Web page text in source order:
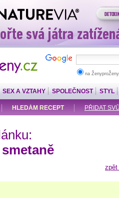
na
SEX A VZTAHY SPOLEČNOST STYL
HLEDÁM RECEPT PŘIDAT
zpět